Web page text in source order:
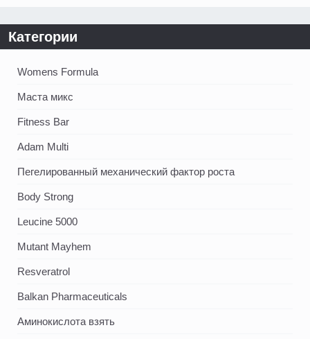
Категории
Womens Formula
Маста микс
Fitness Bar
Adam Multi
Пегелированный механический фактор роста
Body Strong
Leucine 5000
Mutant Mayhem
Resveratrol
Balkan Pharmaceuticals
Аминокислота взять